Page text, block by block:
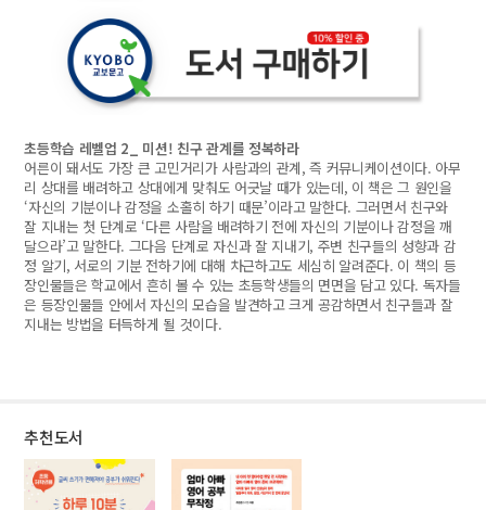
초등학습 레벨업 2_ 미션! 친구 관계를 정복하라
어른이 돼서도 가장 큰 고민거리가 사람과의 관계, 즉 커뮤니케이션이다. 아무
리 상대를 배려하고 상대에게 맞춰도 어긋날 때가 있는데, 이 책은 그 원인을
‘자신의 기분이나 감정을 소홀히 하기 때문’이라고 말한다. 그러면서 친구와
잘 지내는 첫 단계로 ‘다른 사람을 배려하기 전에 자신의 기분이나 감정을 깨
달으라’고 말한다. 그다음 단계로 자신과 잘 지내기, 주변 친구들의 성향과 감
정 알기, 서로의 기분 전하기에 대해 차근하고도 세심히 알려준다. 이 책의 등
장인물들은 학교에서 흔히 볼 수 있는 초등학생들의 면면을 담고 있다. 독자들
은 등장인물들 안에서 자신의 모습을 발견하고 크게 공감하면서 친구들과 잘
지내는 방법을 터득하게 될 것이다.
추천도서